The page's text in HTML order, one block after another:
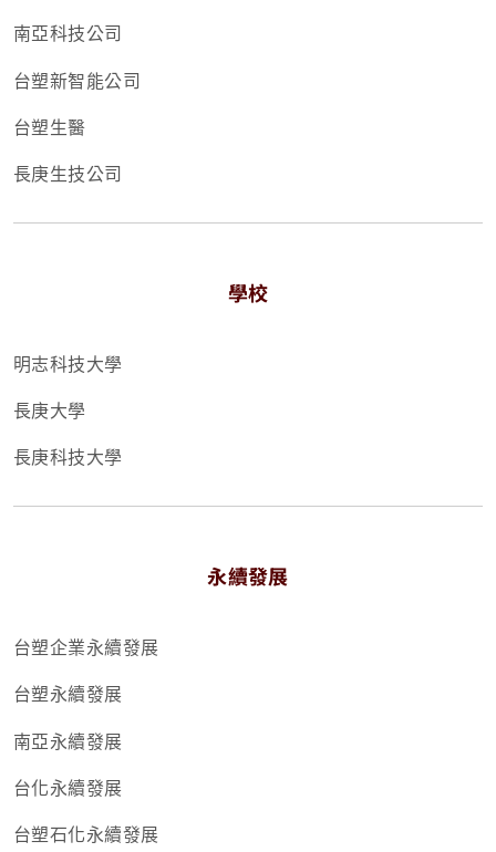
南亞科技公司
台塑新智能公司
台塑生醫
長庚生技公司
學校
明志科技大學
長庚大學
長庚科技大學
永續發展
台塑企業永續發展
台塑永續發展
南亞永續發展
台化永續發展
台塑石化永續發展